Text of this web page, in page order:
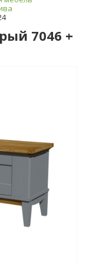
7046 +